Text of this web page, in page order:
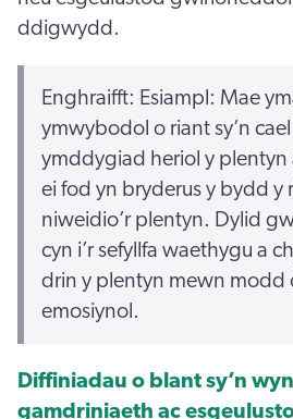
ddigwydd.
Enghraifft: Esiampl: Mae
ymwybodol o riant sy’n
ymddygiad heriol y plentyn
ei fod yn bryderus y bydd y
niweidio’r plentyn. Dylid
cyn i’r sefyllfa waethygu a
drin y plentyn mewn modd
emosiynol.
Diffiniadau o blant sy’n
gamdriniaeth ac